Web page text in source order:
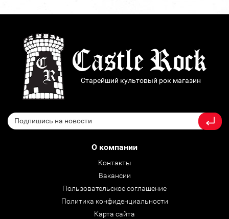
Старейший культовый рок магазин
О компании
Контакты
Вакансии
Пользовательское соглашение
Политика конфиденциальности
Карта сайта